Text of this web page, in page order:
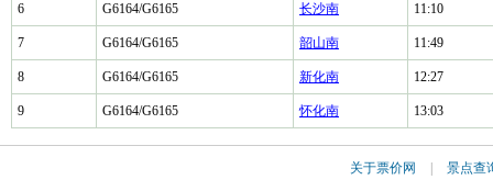
6 G6164/G6165 长沙南 11:10
7 G6164/G6165 韶山南 11:49
8 G6164/G6165 新化南 12:27
9 G6164/G6165 怀化南 13:03
关于票价网 景点查